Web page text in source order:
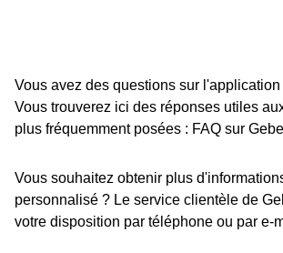
Vous avez des questions sur
Vous trouverez ici des réponses utiles
plus fréquemment posées : FAQ sur
Vous souhaitez obtenir plus
personnalisé ? Le service clientèle de
votre disposition par téléphone ou par e-